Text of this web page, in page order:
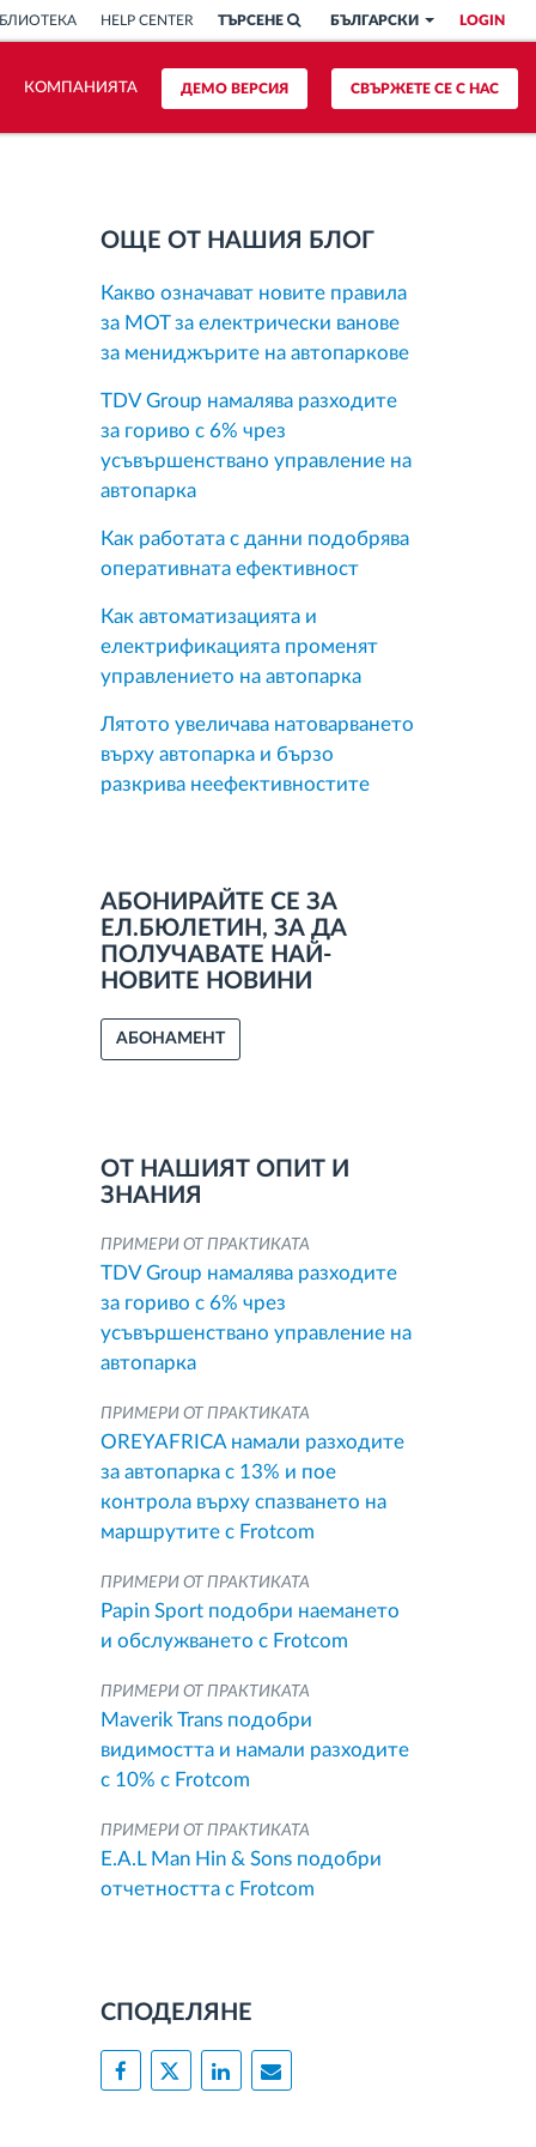
LOGIN
БЪЛГАРСКИ
ТЪРСЕНЕ
HELP CENTER
СВЪРЖЕТЕ СЕ С НАС
ДЕМО ВЕРСИЯ
КОМПАНИЯТА
ОЩЕ ОТ НАШИЯ БЛОГ
Какво означават новите правила
за MOT за електрически ванове
за мениджърите на автопаркове
TDV Group намалява разходите
за гориво с 6% чрез
усъвършенствано управление на
автопарка
Как работата с данни подобрява
оперативната ефективност
Как автоматизацията и
електрификацията променят
управлението на автопарка
Лятото увеличава натоварването
върху автопарка и бързо
разкрива неефективностите
АБОНИРАЙТЕ СЕ ЗА
ЕЛ.БЮЛЕТИН, ЗА ДА
ПОЛУЧАВАТЕ НАЙ-
НОВИТЕ НОВИНИ
АБОНАМЕНТ
ОТ НАШИЯТ ОПИТ И
ЗНАНИЯ
ПРИМЕРИ ОТ ПРАКТИКАТА
TDV Group намалява разходите
за гориво с 6% чрез
усъвършенствано управление на
автопарка
ПРИМЕРИ ОТ ПРАКТИКАТА
OREYAFRICA намали разходите
за автопарка с 13% и пое
контрола върху спазването на
маршрутите с Frotcom
ПРИМЕРИ ОТ ПРАКТИКАТА
Papin Sport подобри наемането
и обслужването с Frotcom
ПРИМЕРИ ОТ ПРАКТИКАТА
Maverik Trans подобри
видимостта и намали разходите
с 10% с Frotcom
ПРИМЕРИ ОТ ПРАКТИКАТА
E.A.L Man Hin & Sons подобри
отчетността с Frotcom
СПОДЕЛЯНЕ